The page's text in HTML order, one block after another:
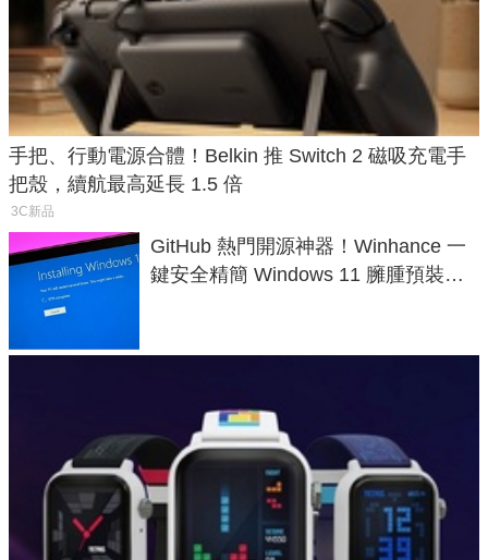
手把、行動電源合體！Belkin 推 Switch 2 磁吸充電手
把殼，續航最高延長 1.5 倍
3C新品
GitHub 熱門開源神器！Winhance 一
鍵安全精簡 Windows 11 臃腫預裝軟